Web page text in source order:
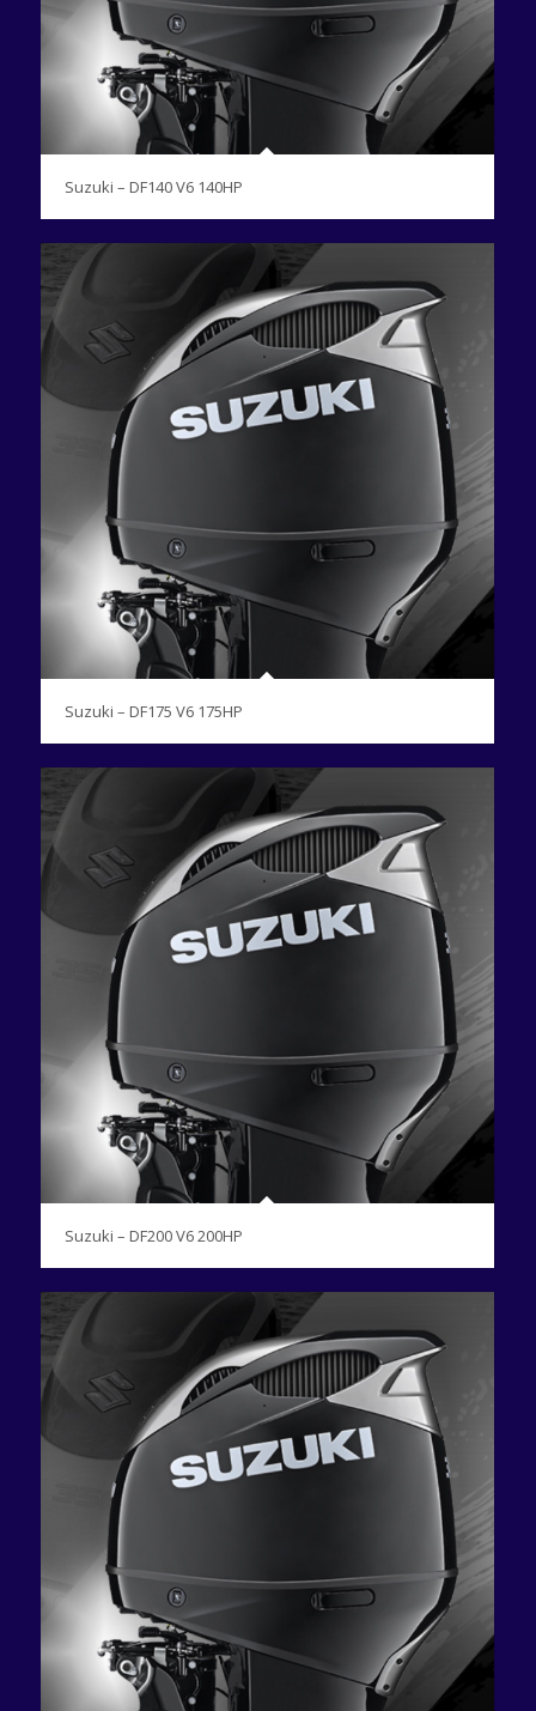
Suzuki – DF140 V6 140HP
Suzuki – DF175 V6 175HP
Suzuki – DF200 V6 200HP